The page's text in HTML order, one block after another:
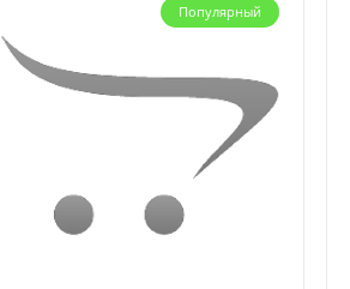
Популярный